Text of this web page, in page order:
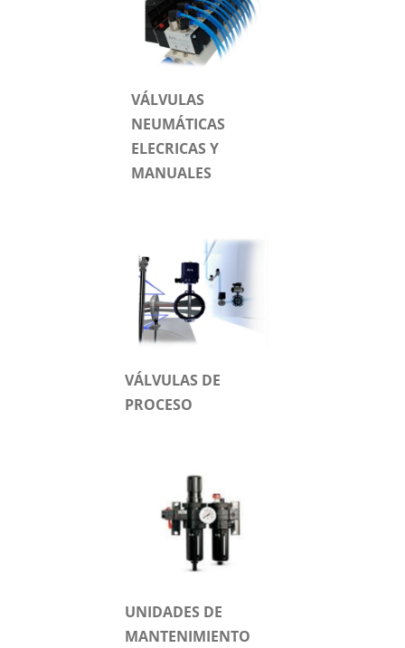
VÁLVULAS
NEUMÁTICAS
ELECRICAS Y
MANUALES
VÁLVULAS DE
PROCESO
UNIDADES DE
MANTENIMIENTO